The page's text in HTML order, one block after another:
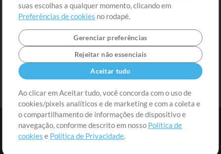
Envie seu conteúdo
Playlist
MT Conference
Termos | Política de Privacidade
suas escolhas a qualquer momento, clicando em
Preferências de cookies no rodapé.
Gerenciar preferências
Rejeitar não essenciais
Aceitar tudo
Ao clicar em Aceitar tudo, você concorda com o uso de
cookies/pixels analíticos e de marketing e com a coleta e
o compartilhamento de informações de dispositivo e
navegação, conforme descrito em nosso Política de
cookies e Política de Privacidade.